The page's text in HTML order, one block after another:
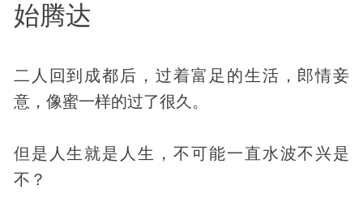
始腾达
二人回到成都后，过着富足的生活，郎情妾
意，像蜜一样的过了很久。
但是人生就是人生，不可能一直水波不兴是
不？